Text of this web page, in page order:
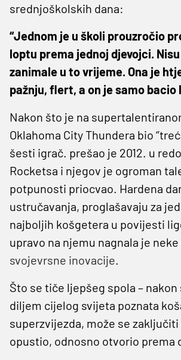
srednjoškolskih dana:
“Jednom je u školi prouzročio
loptu prema jednoj djevojci.
zanimale u to vrijeme. Ona je
pažnju, flert, a on je samo bacio
Nakon što je na
Oklahoma City Thundera bio
šesti igrač. prešao je 2012. u
Rocketsa i njegov je ogroman
potpunosti priocvao. Hardena
ustručavanja, proglašavaju za
najboljih košgetera u povijesti
upravo na njemu nagnala je
svojevrsne inovacije.
Što se tiče ljepšeg spola –
diljem cijelog svijeta poznata
superzvijezda, može se zaključiti
opustio, odnosno otvorio prema